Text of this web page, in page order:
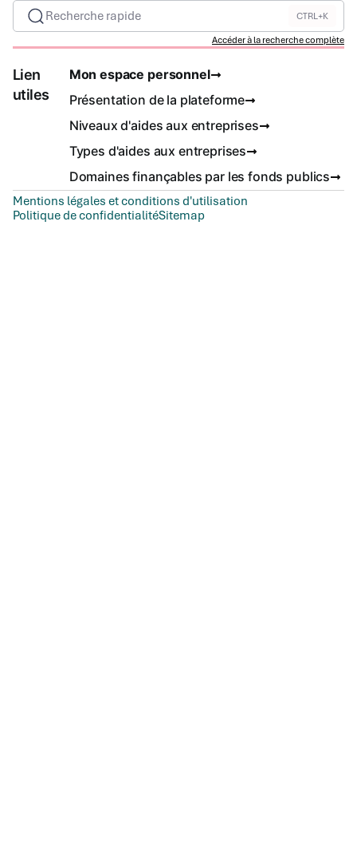
Recherche rapide CTRL+K
Accéder à la recherche complète
Lien
utiles
Mon espace personnel
Présentation de la plateforme
Niveaux d'aides aux entreprises
Types d'aides aux entreprises
Domaines finançables par les fonds publics
Mentions légales et conditions d'utilisation
Politique de confidentialitéSitemap